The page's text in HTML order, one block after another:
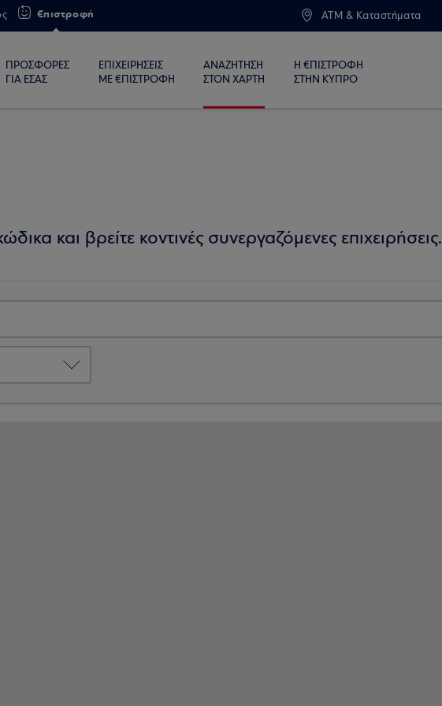
€πιστροφή ATM & Καταστήματα
ΠΡΟΣΦΟΡΕΣ
ΓΙΑ ΕΣΑΣ
ΕΠΙΧΕΙΡΗΣΕΙΣ
ΜΕ €ΠΙΣΤΡΟΦΗ
ΑΝΑΖΗΤΗΣΗ
ΣΤΟΝ ΧΑΡΤΗ
Η €ΠΙΣΤΡΟΦΗ
ΣΤΗΝ ΚΥΠΡΟ
και βρείτε κοντινές συνεργαζόμενες επιχειρήσεις.